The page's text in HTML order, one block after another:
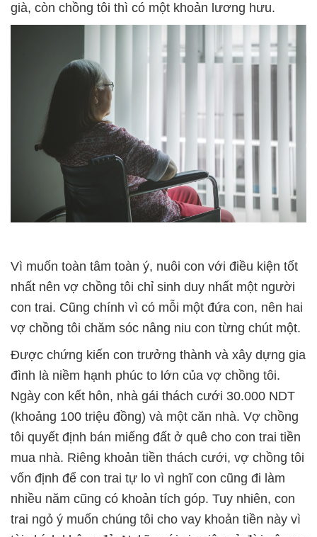
già, còn chồng tôi thì có một khoản lương hưu.
Vì muốn toàn tâm toàn ý, nuôi con với điều kiện tốt
nhất nên vợ chồng tôi chỉ sinh duy nhất một người
con trai. Cũng chính vì có mỗi một đứa con, nên hai
vợ chồng tôi chăm sóc nâng niu con từng chút một.
Được chứng kiến con trưởng thành và xây dựng gia
đình là niềm hạnh phúc to lớn của vợ chồng tôi.
Ngày con kết hôn, nhà gái thách cưới 30.000 NDT
(khoảng 100 triệu đồng) và một căn nhà. Vợ chồng
tôi quyết định bán miếng đất ở quê cho con trai tiền
mua nhà. Riêng khoản tiền thách cưới, vợ chồng tôi
vốn định để con trai tự lo vì nghĩ con cũng đi làm
nhiều năm cũng có khoản tích góp. Tuy nhiên, con
trai ngỏ ý muốn chúng tôi cho vay khoản tiền này vì